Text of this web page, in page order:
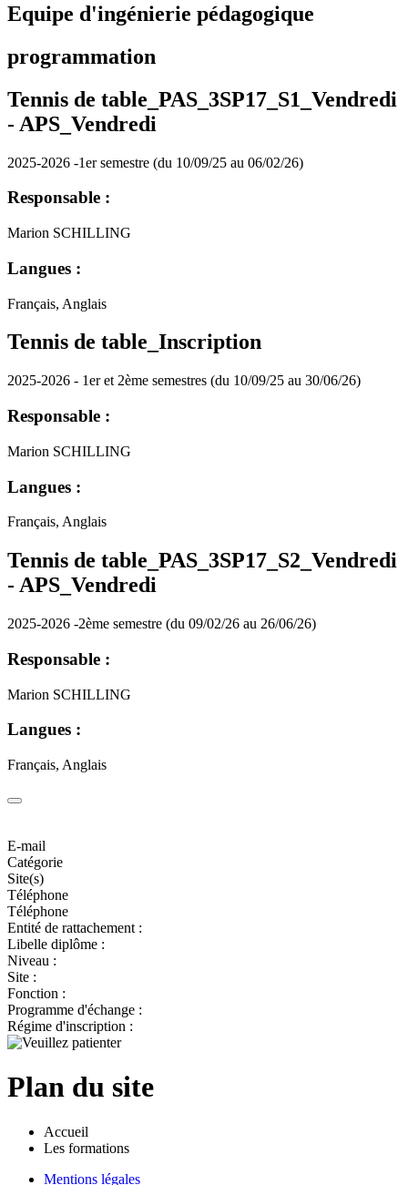
Equipe d'ingénierie pédagogique
programmation
Tennis de table_PAS_3SP17_S1_Vendredi
- APS_Vendredi
2025-2026 -1er semestre (du 10/09/25 au 06/02/26)
Responsable :
Marion SCHILLING
Langues :
Français, Anglais
Tennis de table_Inscription
2025-2026 - 1er et 2ème semestres (du 10/09/25 au 30/06/26)
Responsable :
Marion SCHILLING
Langues :
Français, Anglais
Tennis de table_PAS_3SP17_S2_Vendredi
- APS_Vendredi
2025-2026 -2ème semestre (du 09/02/26 au 26/06/26)
Responsable :
Marion SCHILLING
Langues :
Français, Anglais
E-mail
Catégorie
Site(s)
Téléphone
Téléphone
Entité de rattachement :
Libelle diplôme :
Niveau :
Site :
Fonction :
Programme d'échange :
Régime d'inscription :
Plan du site
Accueil
Les formations
Mentions légales